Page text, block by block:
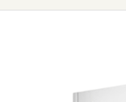
À PROPOS DE